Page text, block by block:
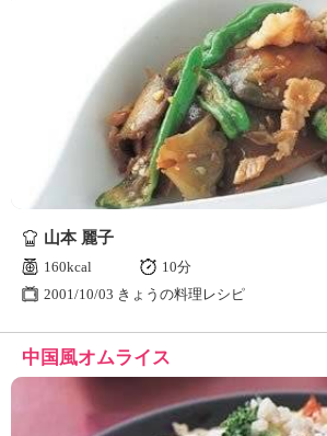
山本 麗子
160kcal
10分
2001/10/03 きょうの料理レシピ
中国風オムライス